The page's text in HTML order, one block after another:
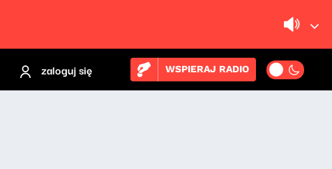
zaloguj się WSPIERAJ RADIO